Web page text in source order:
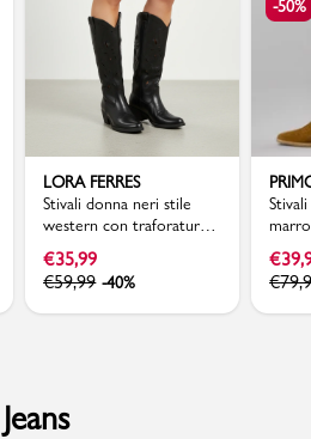
LORA FERRES
Stivali donna neri stile
western con traforature
sul gambale Lora Ferres
€35,99
€59,99 -40%
-50%
€
€